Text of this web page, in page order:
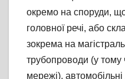
окремо на споруди,
головної речі, або
зокрема на
трубопроводи (у тому
мережі),